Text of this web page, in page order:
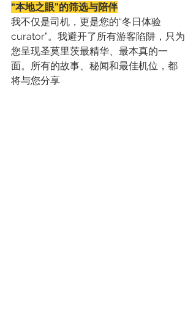
“本地之眼”的筛选与陪伴
我不仅是司机，更是您的“冬日体验
curator”。我避开了所有游客陷阱，只为
您呈现圣莫里茨最精华、最本真的一
面。所有的故事、秘闻和最佳机位，都
将与您分享